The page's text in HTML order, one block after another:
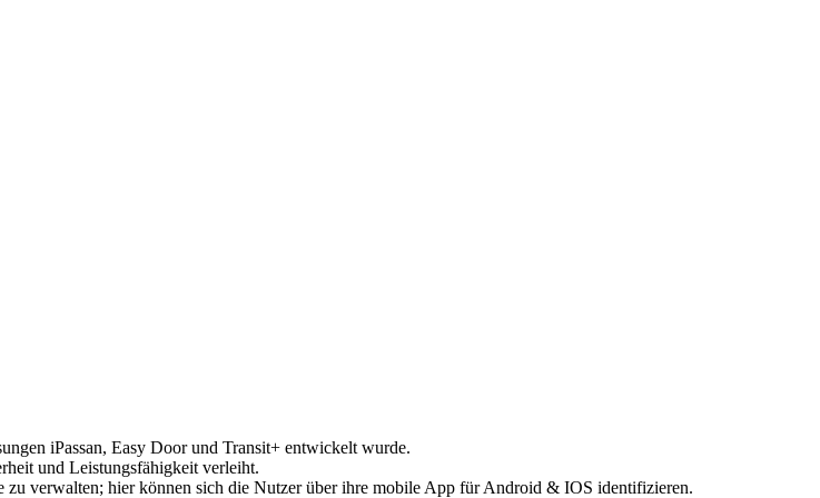
iPassan, Easy Door und Transit+ entwickelt wurde.
und Leistungsfähigkeit verleiht.
verwalten; hier können sich die Nutzer über ihre mobile App für Android & IOS identifizieren.